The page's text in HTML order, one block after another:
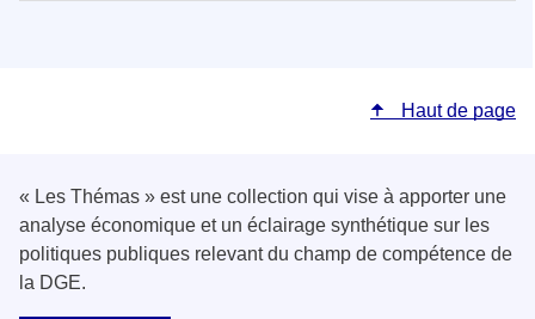
Haut de page
« Les Thémas » est une collection qui vise à apporter une
analyse économique et un éclairage synthétique sur les
politiques publiques relevant du champ de compétence de
la DGE.